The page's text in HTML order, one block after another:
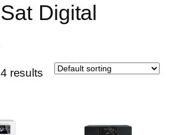
Digital
results